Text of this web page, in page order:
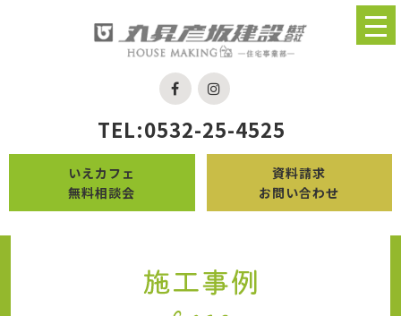
TEL:0532-25-4525
いえカフェ
無料相談会
資料請求
お問い合わせ